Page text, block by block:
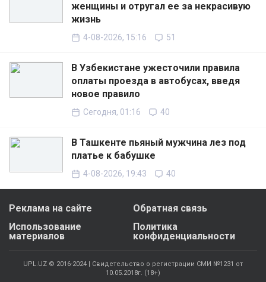
женщины и отругал ее за некрасивую
жизнь
4-08-2026, 15:16 51
В Узбекистане ужесточили правила
оплаты проезда в автобусах, введя
новое правило
Сегодня, 01:16 40
В Ташкенте пьяный мужчина лез под
платье к бабушке
4-08-2026, 19:43 40
Реклама на сайте
Обратная связь
Использование
материалов
Политика
конфиденциальности
UPL.UZ © 2016-2024 | Свидетельство о регистрации СМИ №1231 от
10.05.2018г. (18+)